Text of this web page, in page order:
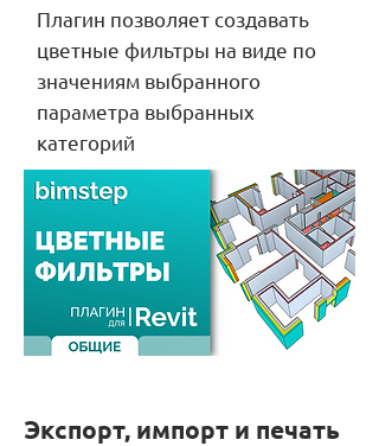
Плагин позволяет создавать
цветные фильтры на виде по
значениям выбранного
параметра выбранных
категорий
Экспорт, импорт и печать